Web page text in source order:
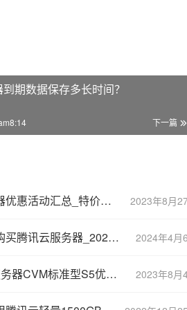
期数据保存多长时间？
下一篇
2023年8月
腾讯云服务器优惠活动汇总_特价入口
2024年4月
手把手教你购买腾讯云服务器_2024腾讯云服务器购买流程
2023年8月
腾讯云5年服务器CVM标准型S5优惠价格表